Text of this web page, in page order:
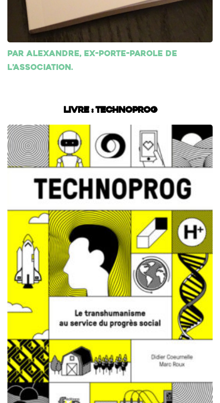
Par Alexandre, ex-porte-parole de
l’association.
Livre : Technoprog